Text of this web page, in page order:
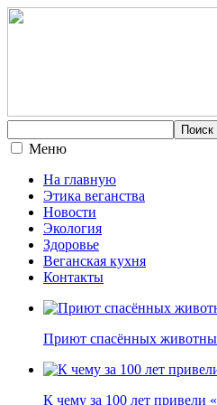
Меню
На главную
Этика веганства
Новости
Экология
Здоровье
Веганская кухня
Контакты
Приют спасённых
К чему за 100 лет привели